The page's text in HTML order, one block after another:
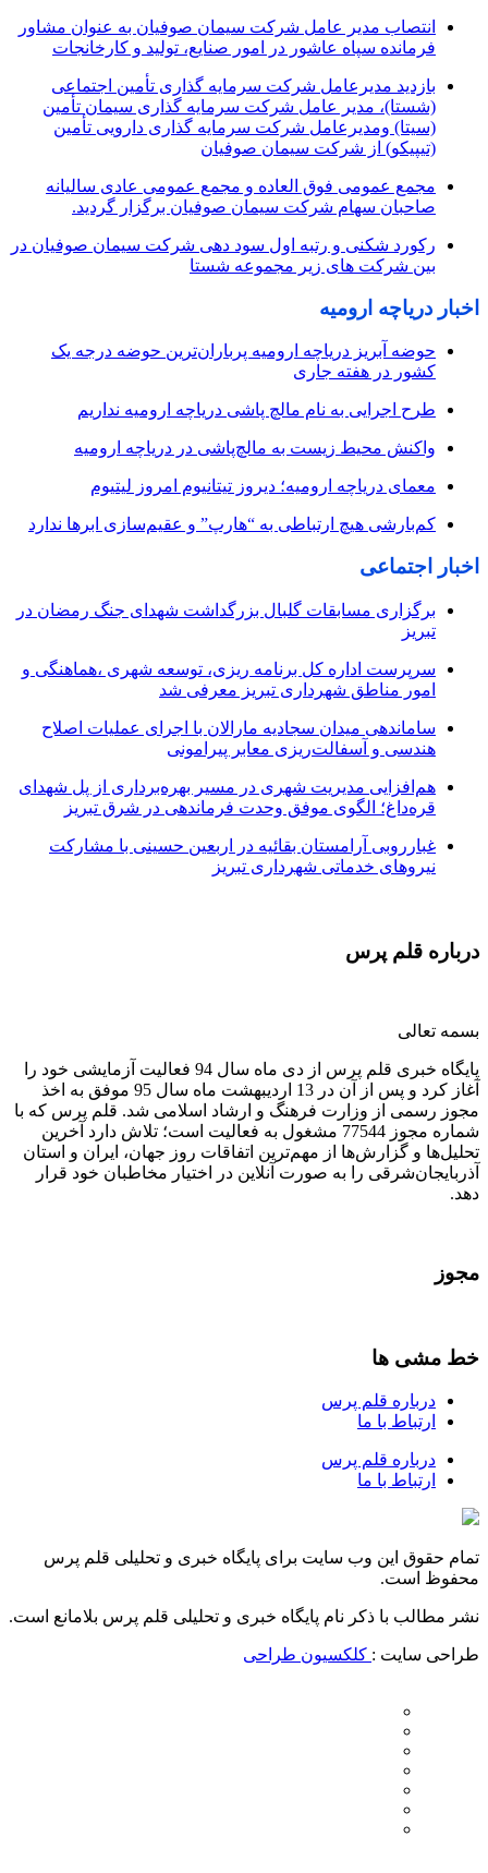
انتصاب مدیر عامل شرکت سیمان صوفیان به عنوان مشاور
فرمانده سپاه عاشور در امور صنایع، تولید و کارخانجات
بازدید مدیرعامل شرکت سرمایه گذاری تأمین اجتماعی
(شستا)، مدیر عامل شرکت سرمایه گذاری سیمان تأمین
(سیتا) ومدیرعامل شرکت سرمایه گذاری دارویی تأمین
(تیپیکو) از شرکت سیمان صوفیان
مجمع عمومی فوق العاده و مجمع عمومی عادی سالیانه
صاحبان سهام شرکت سیمان صوفیان برگزار گردید.
رکورد شکنی و رتبه اول سود دهی شرکت سیمان صوفیان در
بین شرکت های زیر مجموعه شستا
اخبار دریاچه ارومیه
حوضه آبریز دریاچه ارومیه پرباران‌ترین حوضه‌ درجه یک
کشور در هفته جاری
طرح اجرایی به نام مالچ پاشی دریاچه ارومیه نداریم
واکنش محیط زیست به مالچ‌پاشی در دریاچه ارومیه
معمای دریاچه ارومیه؛ دیروز تیتانیوم امروز لیتیوم
کم‌بارشی هیچ ارتباطی به “هارپ” و عقیم‌سازی ابرها ندارد
اخبار اجتماعی
برگزاری مسابقات گلبال بزرگداشت شهدای جنگ رمضان در
تبریز
سرپرست اداره کل برنامه ریزی، توسعه شهری ،هماهنگی و
امور مناطق شهرداری تبریز معرفی شد
ساماندهی میدان سجادیه مارالان با اجرای عملیات اصلاح
هندسی و آسفالت‌ریزی معابر پیرامونی
هم‌افزایی مدیریت شهری در مسیر بهره‌برداری از پل شهدای
قره‌داغ؛ الگوی موفق وحدت فرماندهی در شرق تبریز
غبارروبی آرامستان بقائیه در اربعین حسینی با مشارکت
نیروهای خدماتی شهرداری تبریز
درباره قلم پرس
بسمه تعالی
پایگاه خبری قلم پرس از دی ماه سال 94 فعالیت آزمایشی خود را
آغاز کرد و پس از آن در 13 اردیبهشت ماه سال 95 موفق به اخذ
مجوز رسمی از وزارت فرهنگ و ارشاد اسلامی شد. قلم پرس که با
شماره مجوز 77544 مشغول به فعالیت است؛ تلاش دارد آخرین
تحلیل‌ها و گزارش‌ها از مهم‌ترین اتفاقات روز جهان، ایران و استان
آذربایجان‌شرقی را به صورت آنلاین در اختیار مخاطبان خود قرار
دهد.
مجوز
خط مشی ها
درباره قلم پرس
ارتباط با ما
درباره قلم پرس
ارتباط با ما
تمام حقوق این وب سایت برای پایگاه خبری و تحلیلی قلم پرس
محفوظ است.
نشر مطالب با ذکر نام پایگاه خبری و تحلیلی قلم پرس بلامانع است.
طراحی سایت : کلکسیون طراحی